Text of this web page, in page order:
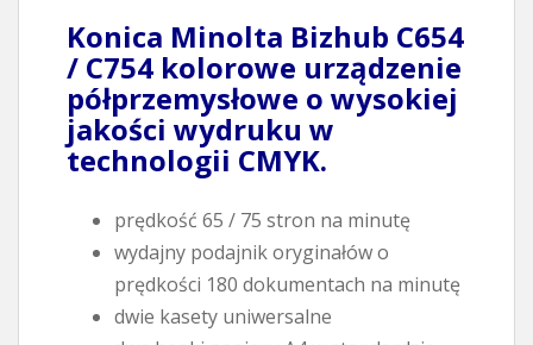
Konica Minolta Bizhub C654
/ C754 kolorowe urządzenie
półprzemysłowe o wysokiej
jakości wydruku w
technologii CMYK.
prędkość 65 / 75 stron na minutę
wydajny podajnik oryginałów o
prędkości 180 dokumentach na minutę
dwie kasety uniwersalne